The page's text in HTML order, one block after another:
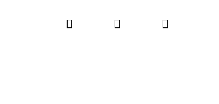
Výživa Údržba kola
Hledat PřihlášeníNákupní